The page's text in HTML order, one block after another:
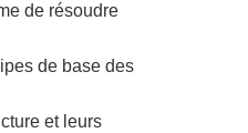
de résoudre
de base des
et leurs